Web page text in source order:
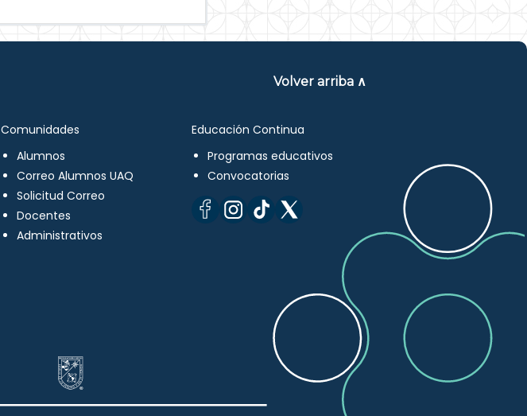
Volver arriba ∧
Comunidades
Alumnos
Correo Alumnos UAQ
Solicitud Correo
Docentes
Administrativos
Educación Continua
Programas educativos
Convocatorias